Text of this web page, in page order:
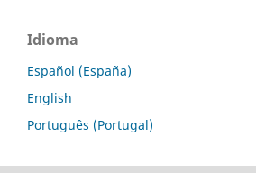
Idioma
Español (España)
English
Português (Portugal)